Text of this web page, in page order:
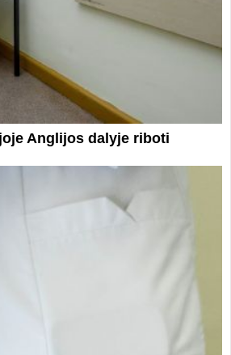
Anglijos dalyje riboti